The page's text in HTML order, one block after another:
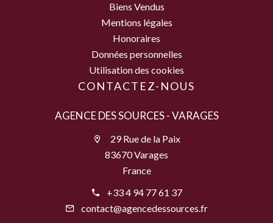
Biens Vendus
Mentions légales
Honoraires
Données personnelles
Utilisation des cookies
CONTACTEZ-NOUS
AGENCE DES SOURCES - VARAGES
29 Rue de la Paix
83670 Varages
France
+33 4 94 77 61 37
contact@agencedessources.fr